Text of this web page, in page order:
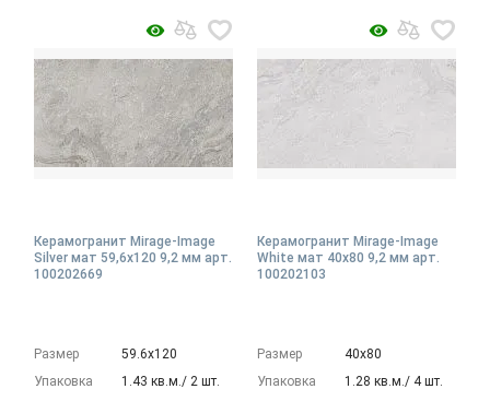
Керамогранит Mirage-Image
Silver мат 59,6x120 9,2 мм арт.
100202669
Размер
59.6х120
Упаковка
1.43 кв.м./ 2 шт.
Керамогранит Mirage-Image
White мат 40x80 9,2 мм арт.
100202103
Размер
40х80
Упаковка
1.28 кв.м./ 4 шт.